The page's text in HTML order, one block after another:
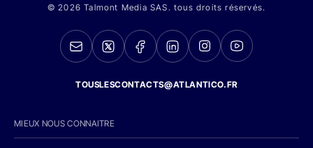
© 2026 Talmont Media SAS. tous droits réservés.
TOUSLESCONTACTS@ATLANTICO.FR
MIEUX NOUS CONNAITRE